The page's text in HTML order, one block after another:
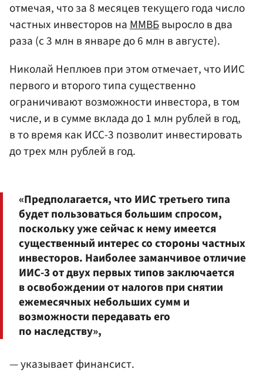
отмечая, что за 8 месяцев текущего года число
частных инвесторов наММВБвыросло в два
раза (с 3 млн в январе до 6 млн в августе).
Николай Неплюев при этом отмечает, что ИИС
первого и второго типа существенно
ограничивают возможности инвестора, в том
числе, и в сумме вклада до 1 млн рублей в год,
в то время как ИСС-3 позволит инвестировать
до трех млн рублей в год.
«Предполагается, что ИИС третьего типа
будет пользоваться большим спросом,
поскольку уже сейчас к нему имеется
существенный интерес со стороны частных
инвесторов. Наиболее заманчивое отличие
ИИС-3 от двух первых типов заключается
в освобождении от налогов при снятии
ежемесячных небольших сумм и
возможности передавать его
по наследству»,
— указывает финансист.